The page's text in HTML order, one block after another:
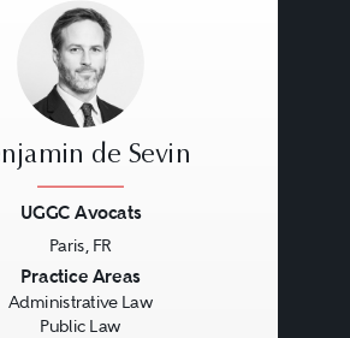
de Sevin
UGGC Avocats
Paris, FR
Practice Areas
Administrative Law
Public Law